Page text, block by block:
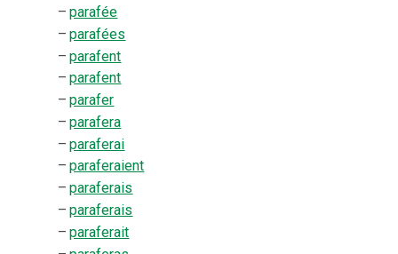
– parafée
– parafées
– parafent
– parafent
– parafer
– parafera
– paraferai
– paraferaient
– paraferais
– paraferais
– paraferait